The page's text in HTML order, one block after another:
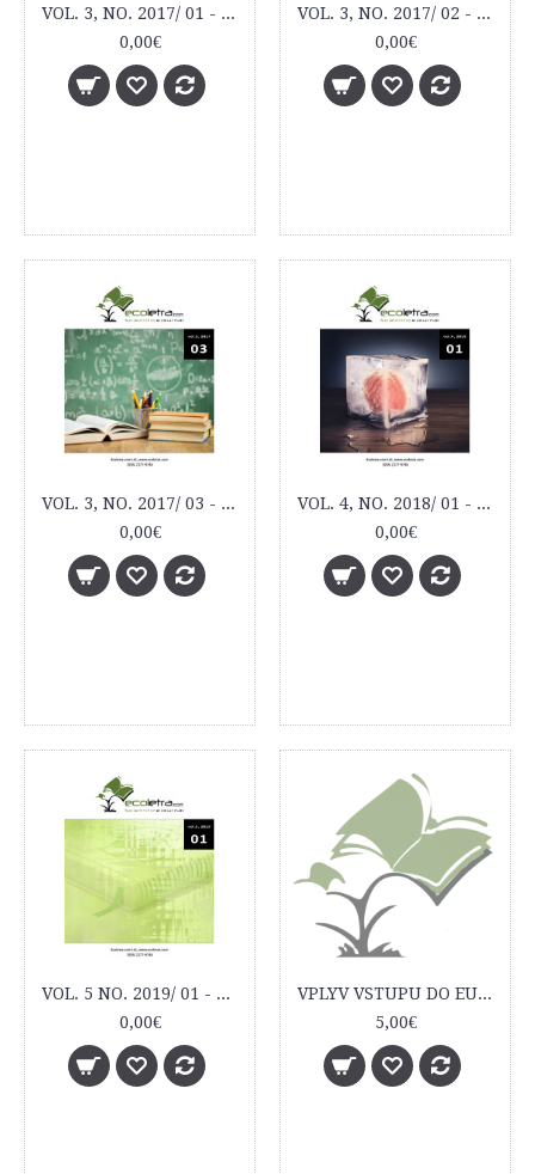
VOL. 3, NO. 2017/ 01 - ECOLETRA.COM SCIENTIFIC EJOURNAL
0,00€
VOL. 3, NO. 2017/ 02 - ECOLETRA.COM SCIENTIFIC EJOURNAL
0,00€
VOL. 3, NO. 2017/ 03 - ECOLETRA.COM SCIENTIFIC EJOURNAL
0,00€
VOL. 4, NO. 2018/ 01 - ECOLETRA.COM SCIENTIFIC EJOURNAL
0,00€
VOL. 5 NO. 2019/ 01 - ECOLETRA.COM SCIENTIFIC EJOURNAL
0,00€
VPLYV VSTUPU DO EURÓPSKEJ ÚNIE NA EKONOMICKÉ PROSTREDIE V ČESKEJ REPUBLIKE
5,00€